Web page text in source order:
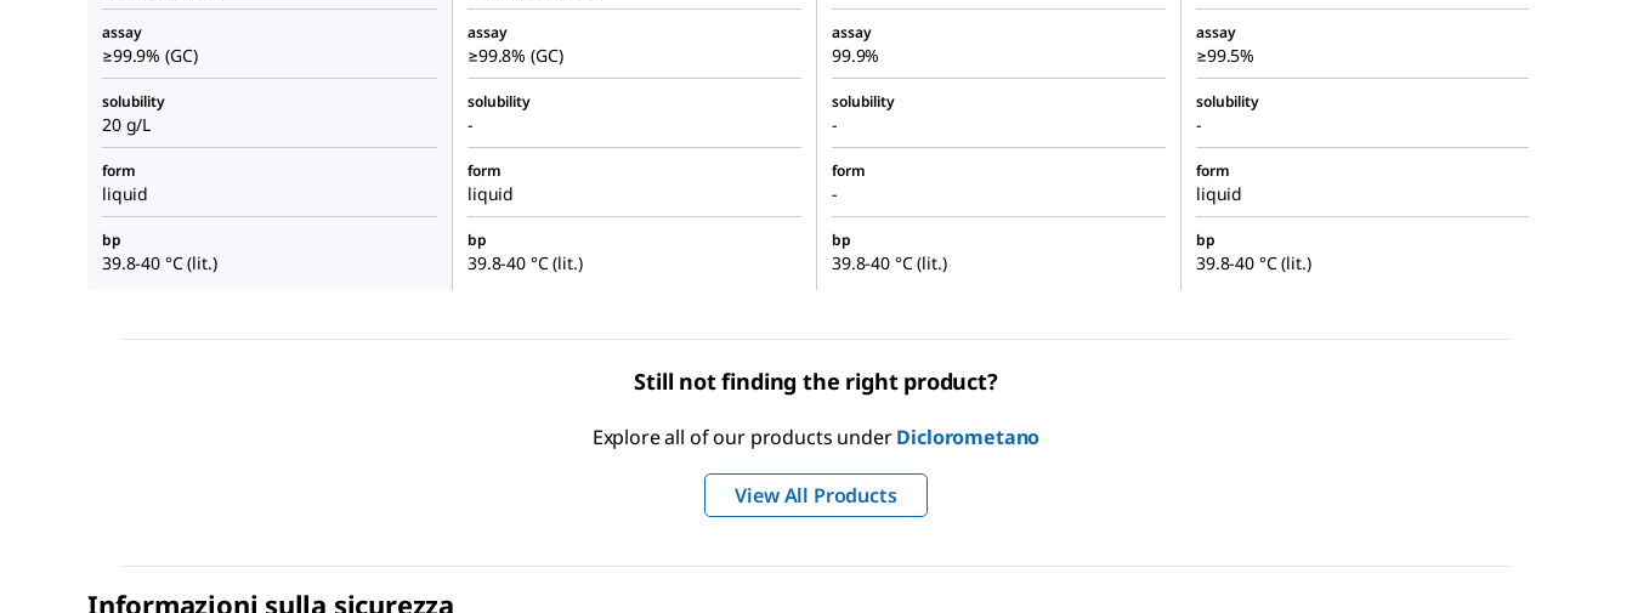
assay
≥99.9% (GC)
assay
≥99.8% (GC)
assay
99.9%
assay
≥99.5%
solubility
20 g/L
solubility
-
solubility
-
solubility
-
form
liquid
form
liquid
form
-
form
liquid
bp
39.8-40 °C (lit.)
bp
39.8-40 °C (lit.)
bp
39.8-40 °C (lit.)
bp
39.8-40 °C (lit.)
Still not finding the right product?
Explore all of our products underDiclorometano
View All Products
Informazioni sulla sicurezza